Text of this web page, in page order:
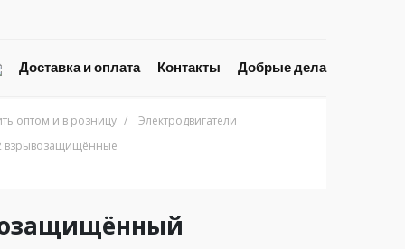
Доставка и оплата Контакты Добрые дела
оптом и в розницу /
Электродвигатели
взрывозащищённые